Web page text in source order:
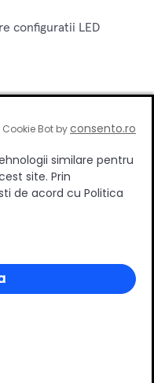
configuratii LED
produsului
Cookie Bot byconsento.ro
similare pentru
site. Prin
cu Politica